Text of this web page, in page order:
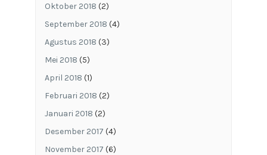
Oktober 2018 (2)
September 2018 (4)
Agustus 2018 (3)
Mei 2018 (5)
April 2018 (1)
Februari 2018 (2)
Januari 2018 (2)
Desember 2017 (4)
November 2017 (6)